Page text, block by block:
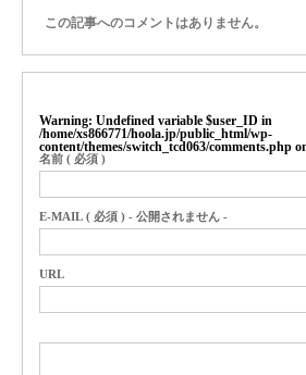
この記事へのコメントはありません。
Warning : Undefined variable $user_ID in
/home/xs866771/hoola.jp/public_html/wp-
content/themes/switch_tcd063/comments.php
名前 ( 必須 )
E-MAIL ( 必須 ) - 公開されません -
URL